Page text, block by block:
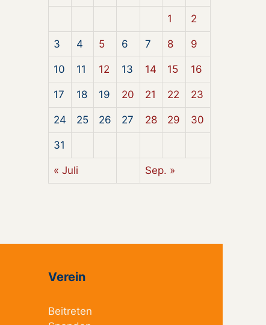
1 2
3 4 5 6 7 8 9
10 11 12 13 14 15 16
17 18 19 20 21 22 23
24 25 26 27 28 29 30
31
« Juli Sep. »
Verein
Beitreten